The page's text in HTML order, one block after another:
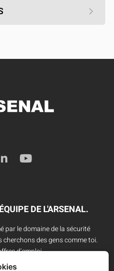
DE L'ARSENAL.
par le domaine de la sécurité
cherchons des gens comme toi.
d’emploi.